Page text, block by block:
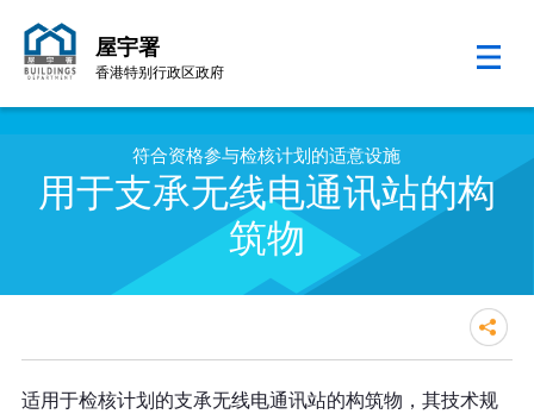
屋宇署
香港特别行政区政府
符合资格参与检核计划的适意设施
用于支承无线电通讯站的构
筑物
适用于检核计划的支承无线电通讯站的构筑物，其技术规